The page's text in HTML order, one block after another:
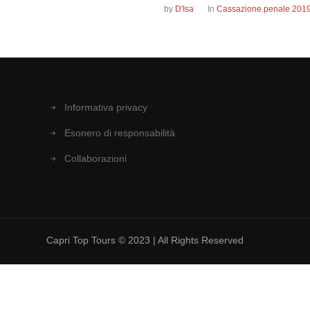
by D'Isa InCassazione penale 2019
Informativa privacy
Esonero di responsabilità
Collaborazioni
Capri Top Tours © 2023 | All Rights Reserved